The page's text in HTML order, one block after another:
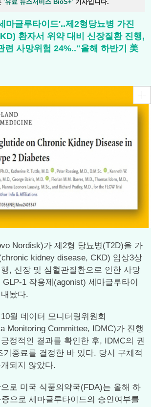
'유료 뉴스서비스 BioS+' 기사입니다.
마글루타이드'..제2형당뇨병 가진
환자서 위약 대비 신장질환 진행,
련 사망위험 24%.."올해 하반기 美
Nordisk)가 제2형 당뇨병(T2D)을 가
kidney disease, CKD) 임상3상
, 신장 및 심혈관질환으로 인한 사망
1 작용제(agonist) 세마글루타이
놨다.
월 데이터 모니터링위원회
Monitoring Committee, IDMC)가 진행
정적인 결과를 확인한 후, IDMC의 권
기종료를 결정한 바 있다. 당시 구체적
되지 않았다.
로 미국 식품의약국(FDA)는 올해 하
으로 세마글루타이드의 승인여부를